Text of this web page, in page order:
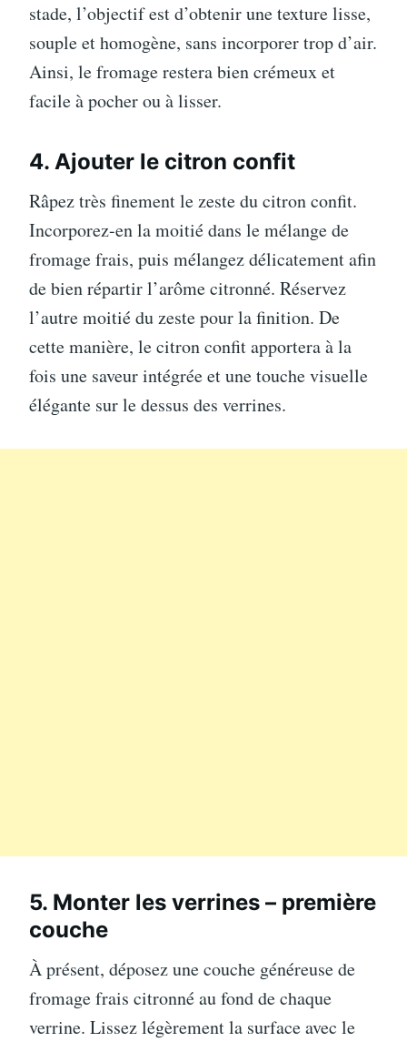
stade, l’objectif est d’obtenir une texture lisse,
souple et homogène, sans incorporer trop d’air.
Ainsi, le fromage restera bien crémeux et
facile à pocher ou à lisser.
4. Ajouter le citron confit
Râpez très finement le zeste du citron confit.
Incorporez-en la moitié dans le mélange de
fromage frais, puis mélangez délicatement afin
de bien répartir l’arôme citronné. Réservez
l’autre moitié du zeste pour la finition. De
cette manière, le citron confit apportera à la
fois une saveur intégrée et une touche visuelle
élégante sur le dessus des verrines.
5. Monter les verrines – première
couche
À présent, déposez une couche généreuse de
fromage frais citronné au fond de chaque
verrine. Lissez légèrement la surface avec le